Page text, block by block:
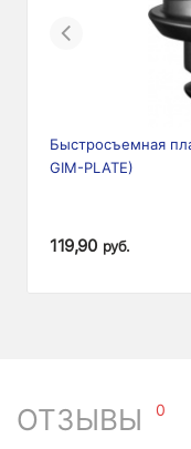
Previous
Быстросъемная
GIM-PLATE)
119,90 руб.
ОТЗЫВЫ 0